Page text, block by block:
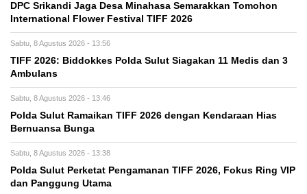
DPC Srikandi Jaga Desa Minahasa Semarakkan Tomohon
International Flower Festival TIFF 2026
Sabtu, 8 Agustus 2026 - 13:56
TIFF 2026: Biddokkes Polda Sulut Siagakan 11 Medis dan 3
Ambulans
Sabtu, 8 Agustus 2026 - 13:46
Polda Sulut Ramaikan TIFF 2026 dengan Kendaraan Hias
Bernuansa Bunga
Sabtu, 8 Agustus 2026 - 13:38
Polda Sulut Perketat Pengamanan TIFF 2026, Fokus Ring VIP
dan Panggung Utama